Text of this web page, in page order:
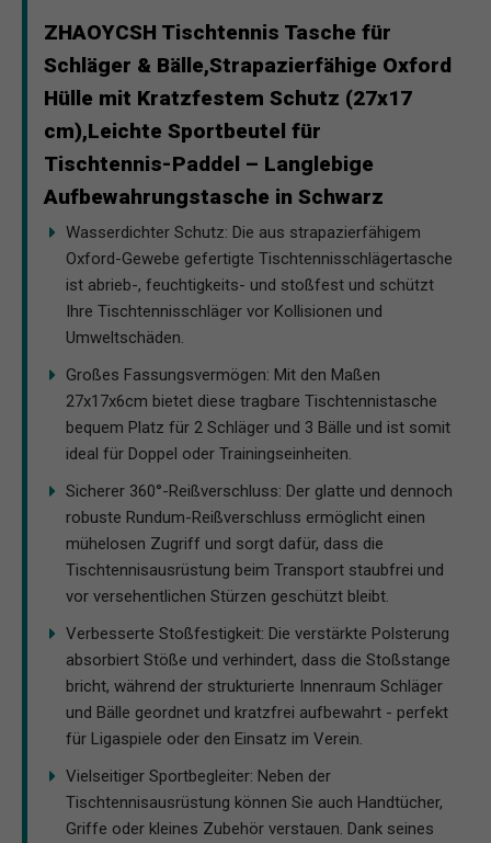
ZHAOYCSH Tischtennis Tasche für
Schläger & Bälle,Strapazierfähige Oxford
Hülle mit Kratzfestem Schutz (27x17
cm),Leichte Sportbeutel für
Tischtennis-Paddel – Langlebige
Aufbewahrungstasche in Schwarz
Wasserdichter Schutz: Die aus strapazierfähigem
Oxford-Gewebe gefertigte Tischtennisschlägertasche
ist abrieb-, feuchtigkeits- und stoßfest und schützt
Ihre Tischtennisschläger vor Kollisionen und
Umweltschäden.
Großes Fassungsvermögen: Mit den Maßen
27x17x6cm bietet diese tragbare Tischtennistasche
bequem Platz für 2 Schläger und 3 Bälle und ist somit
ideal für Doppel oder Trainingseinheiten.
Sicherer 360°-Reißverschluss: Der glatte und dennoch
robuste Rundum-Reißverschluss ermöglicht einen
mühelosen Zugriff und sorgt dafür, dass die
Tischtennisausrüstung beim Transport staubfrei und
vor versehentlichen Stürzen geschützt bleibt.
Verbesserte Stoßfestigkeit: Die verstärkte Polsterung
absorbiert Stöße und verhindert, dass die Stoßstange
bricht, während der strukturierte Innenraum Schläger
und Bälle geordnet und kratzfrei aufbewahrt - perfekt
für Ligaspiele oder den Einsatz im Verein.
Vielseitiger Sportbegleiter: Neben der
Tischtennisausrüstung können Sie auch Handtücher,
Griffe oder kleines Zubehör verstauen. Dank seines